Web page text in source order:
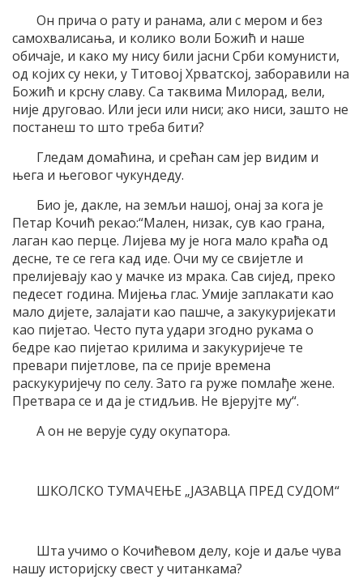
Он прича о рату и ранама, али с мером и без
самохвалисања, и колико воли Божић и наше
обичаје, и како му нису били јасни Срби комунисти,
од којих су неки, у Титовој Хрватској, заборавили на
Божић и крсну славу. Са таквима Милорад, вели,
није друговао. Или јеси или ниси; ако ниси, зашто не
постанеш то што треба бити?
Гледам домаћина, и срећан сам јер видим и
њега и његовог чукундеду.
Био је, дакле, на земљи нашој, онај за кога је
Петар Кочић рекао:“Мален, низак, сув као грана,
лаган као перце. Лијева му је нога мало краћа од
десне, те се гега кад иде. Очи му се свијетле и
прелијевају као у мачке из мрака. Сав сијед, преко
педесет година. Мијења глас. Умије заплакати као
мало дијете, залајати као пашче, а закукуријекати
као пијетао. Често пута удари згодно рукама о
бедре као пијетао крилима и закукуријече те
превари пијетлове, па се прије времена
раскукуријечу по селу. Зато га руже помлађе жене.
Претвара се и да је стидљив. Не вјерујте му“.
А он не верује суду окупатора.
ШКОЛСКО ТУМАЧЕЊЕ „ЈАЗАВЦА ПРЕД СУДОМ“
Шта учимо о Кочићевом делу, које и даље чува
нашу историјску свест у читанкама?